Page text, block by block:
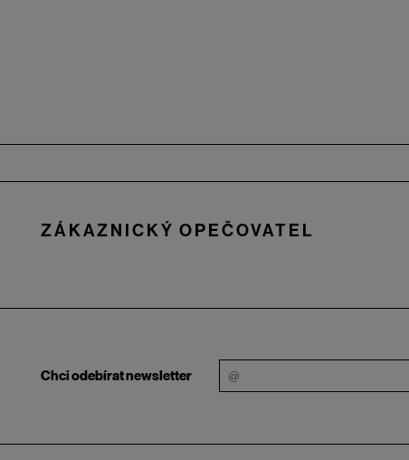
ZÁKAZNICKÝ OPEČOVATEL
Chci odebírat newsletter